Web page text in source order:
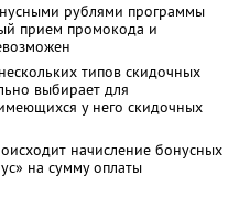
рублями программы
прием промокода и
типов скидочных
выбирает для
у него скидочных
начисление бонусных
на сумму оплаты